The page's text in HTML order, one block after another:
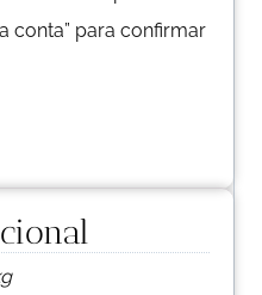
conta” para confirmar